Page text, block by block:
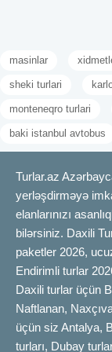
masinlar
sheki turlari
monteneqro turlari
baki istanbul avtobus
Turlar.az
yerləşdirməyə
elanlarınızı
bilərsiniz. Daxili
paketler 2026,
Endirimli turlar
Daxili turlar üçün
Naftlanan,
üçün siz Antalya,
turları, Dubay